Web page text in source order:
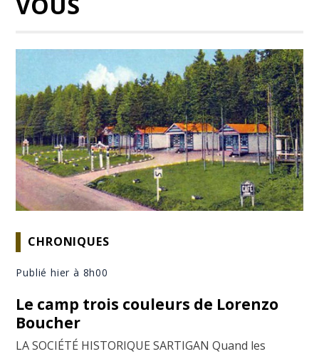
CHRONIQUES
Publié hier à 8h00
Le camp trois couleurs de Lorenzo
Boucher
LA SOCIÉTÉ HISTORIQUE SARTIGAN Quand les